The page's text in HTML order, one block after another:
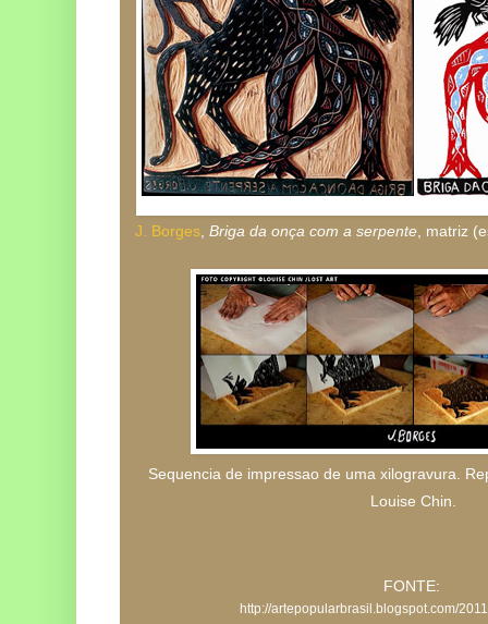
J. Borges,Briga da onça com a serpente, matriz
Sequencia de impressao de uma xilogravura.
Louise Chin.
FONTE:
http://artepopularbrasil.blogspot.com/